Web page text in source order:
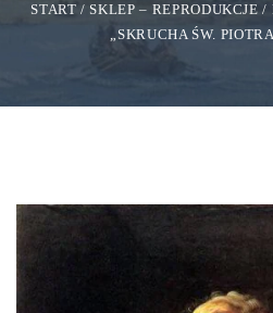
START /SKLEP – REPRODUKCJE /
„SKRUCHA ŚW.